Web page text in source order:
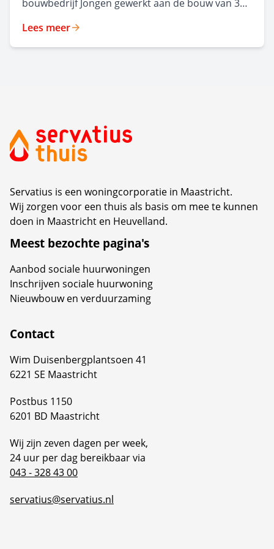
bouwbedrijf Jongen gewerkt aan de bouw van 35
levensloopbestendige huurappartementen in
Malpertuis. Het nieuwe appartementencomplex,
oplevering van dit nieuwe complex werd gevierd.
Lees meer
Servatius is een woningcorporatie in Maastricht.
Wij zorgen voor een thuis als basis om mee te kunnen
doen in Maastricht en Heuvelland.
Meest bezochte pagina's
Aanbod sociale huurwoningen
Inschrijven sociale huurwoning
Nieuwbouw en verduurzaming
Contact
Wim Duisenbergplantsoen 41
6221 SE Maastricht
Postbus 1150
6201 BD Maastricht
Wij zijn zeven dagen per week,
24 uur per dag bereikbaar via
043 - 328 43 00
servatius@servatius.nl